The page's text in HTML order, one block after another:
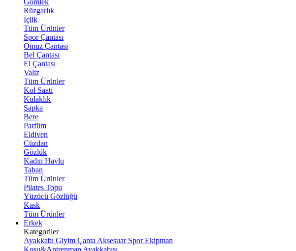
Gömlek
Rüzgarlık
İçlik
Tüm Ürünler
Spor Çantası
Omuz Çantası
Bel Çantası
El Çantası
Valiz
Tüm Ürünler
Kol Saati
Kulaklık
Şapka
Bere
Parfüm
Eldiven
Cüzdan
Gözlük
Kadın Havlu
Taban
Tüm Ürünler
Pilates Topu
Yüzücü Gözlüğü
Kask
Tüm Ürünler
Erkek
Kategoriler
Ayakkabı Giyim Çanta Aksesuar Spor Ekipman
Koşu&Antrenman Ayakkabısı